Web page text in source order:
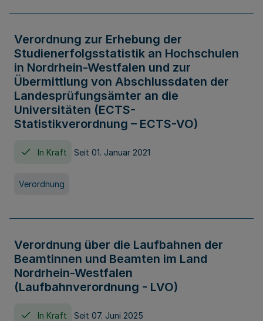
Verordnung zur Erhebung der
Studienerfolgsstatistik an Hochschulen
in Nordrhein-Westfalen und zur
Übermittlung von Abschlussdaten der
Landesprüfungsämter an die
Universitäten (ECTS-
Statistikverordnung – ECTS-VO)
In Kraft Seit 01. Januar 2021
Verordnung
Verordnung über die Laufbahnen der
Beamtinnen und Beamten im Land
Nordrhein-Westfalen
(Laufbahnverordnung - LVO)
In Kraft Seit 07. Juni 2025